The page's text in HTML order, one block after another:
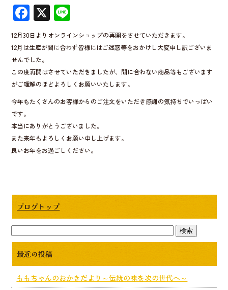
F
ac
e
b
o
o
k
X
n
e
12月30日よりオンラインショップの再開をさせていただきます。
12月は生産が間に合わず皆様にはご迷惑等をおかけし大変申し訳ございま
せんでした。
この度再開はさせていただきましたが、間に合わない商品等もございます
がご理解のほどよろしくお願いいたします。
今年もたくさんのお客様からのご注文をいただき感謝の気持ちでいっぱい
です。
本当にありがとうございました。
また来年もよろしくお願い申し上げます。
良いお年をお過ごしください。
ブログトップ
最近の投稿
ももちゃんのおかきだより～伝統の味を次の世代へ～